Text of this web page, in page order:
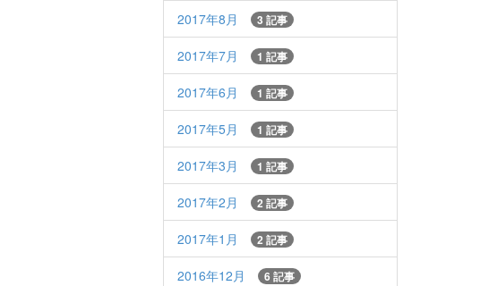
2017年8月 3 記事
2017年7月 1 記事
2017年6月 1 記事
2017年5月 1 記事
2017年3月 1 記事
2017年2月 2 記事
2017年1月 2 記事
2016年12月 6 記事